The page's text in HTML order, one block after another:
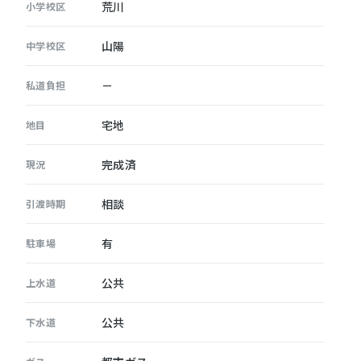
小学校区 荒川
中学校区 山陽
私道負担 －
地目 宅地
現況 完成済
引渡時期 相談
駐車場 有
上水道 公共
下水道 公共